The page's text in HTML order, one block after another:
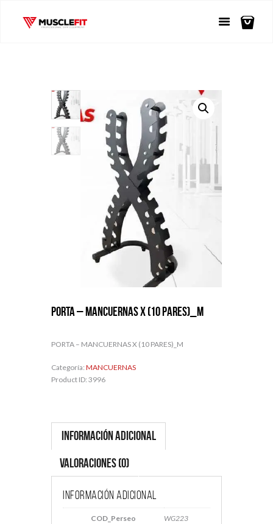
PORTA – MANCUERNAS X (10 PARES)_M
PORTA – MANCUERNAS X (10 PARES)_M
Categoría: MANCUERNAS
Product ID: 3996
Información adicional
Valoraciones (0)
Información adicional
COD_Perseo WG223